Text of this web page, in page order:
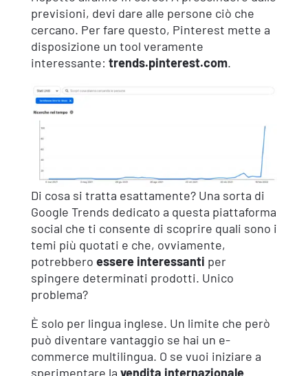
previsioni, devi dare alle persone ciò che
cercano. Per fare questo, Pinterest mette a
disposizione un tool veramente
interessante: trends.pinterest.com.
Di cosa si tratta esattamente? Una sorta di
Google Trends dedicato a questa piattaforma
social che ti consente di scoprire quali sono i
temi più quotati e che, ovviamente,
potrebbero essere interessanti per
spingere determinati prodotti. Unico
problema?
È solo per lingua inglese. Un limite che però
può diventare vantaggio se hai un e-
commerce multilingua. O se vuoi iniziare a
sperimentare la vendita internazionale